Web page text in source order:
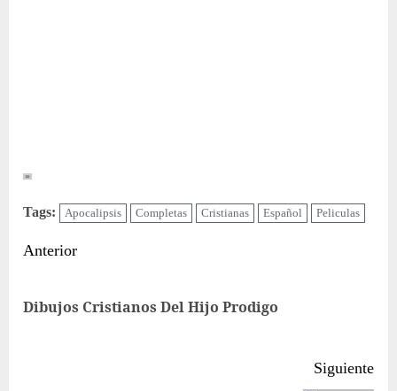
Tags: Apocalipsis Completas Cristianas Español Peliculas
Sigue
Anterior
Dibujos Cristianos Del Hijo Prodigo
Siguiente